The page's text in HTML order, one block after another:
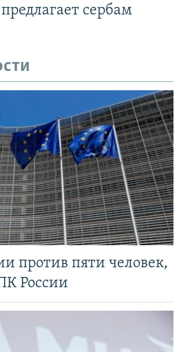
сербам
против пяти человек,
России